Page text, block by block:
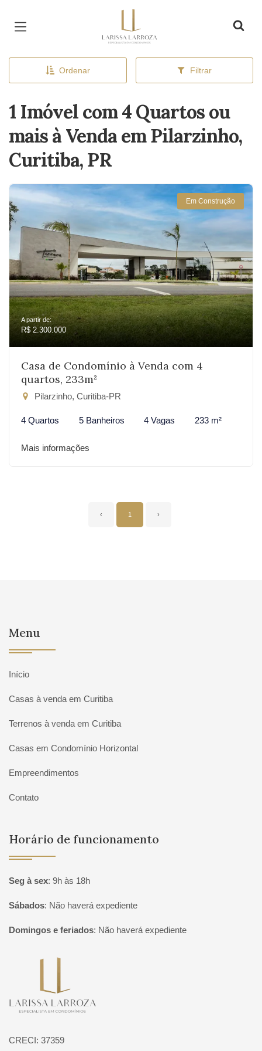
Ordenar Filtrar
1 Imóvel com 4 Quartos ou
mais à Venda em Pilarzinho,
Curitiba, PR
Em Construção
A partir de:
R$ 2.300.000
Casa de Condomínio à Venda com 4
quartos, 233m²
Pilarzinho, Curitiba-PR
4 Quartos 5 Banheiros 4 Vagas 233 m²
Mais informações
‹ 1 ›
Menu
Início
Casas à venda em Curitiba
Terrenos à venda em Curitiba
Casas em Condomínio Horizontal
Empreendimentos
Contato
Horário de funcionamento
Seg à sex: 9h às 18h
Sábados: Não haverá expediente
Domingos e feriados: Não haverá expediente
CRECI: 37359